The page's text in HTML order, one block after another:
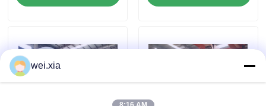
Gevallen
wei.xia